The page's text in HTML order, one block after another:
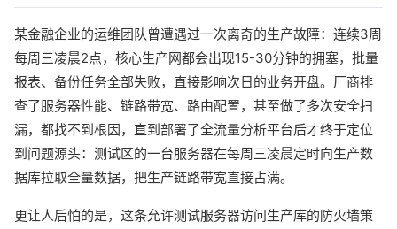
某金融企业的运维团队曾遭遇过一次离奇的生产故障：连续3周
每周三凌晨2点，核心生产网都会出现15-30分钟的拥塞，批量
报表、备份任务全部失败，直接影响次日的业务开盘。厂商排
查了服务器性能、链路带宽、路由配置，甚至做了多次安全扫
漏，都找不到根因，直到部署了全流量分析平台后才终于定位
到问题源头：测试区的一台服务器在每周三凌晨定时向生产数
据库拉取全量数据，把生产链路带宽直接占满。
更让人后怕的是，这条允许测试服务器访问生产库的防火墙策